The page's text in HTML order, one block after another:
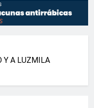
Y A LUZMILA